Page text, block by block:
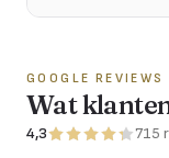
GOOGLE REVIEWS
Wat
4,3 715